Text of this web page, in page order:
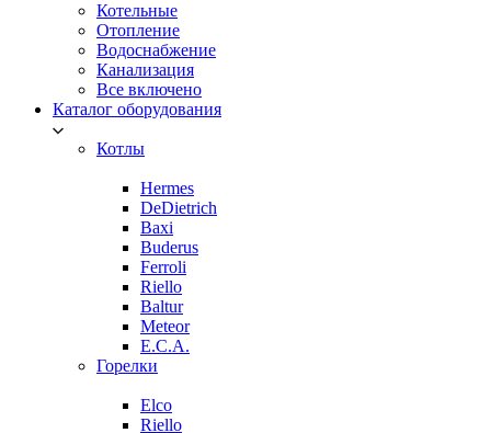
Котельные
Отопление
Водоснабжение
Канализация
Все включено
Каталог оборудования
Котлы
Hermes
DeDietrich
Baxi
Buderus
Ferroli
Riello
Baltur
Meteor
E.C.A.
Горелки
Elco
Riello